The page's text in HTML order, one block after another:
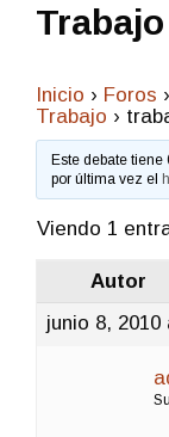
Inicio › Foros ›
Trabajo ›
Este debate
por última vez el
Viendo 1
Autor
junio 8,